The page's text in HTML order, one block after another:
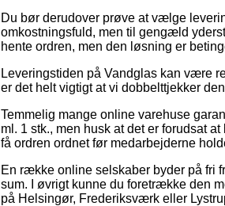
Du bør derudover prøve at vælge
omkostningsfuld, men til gengæld
hente ordren, men den løsning er
Leveringstiden på Vandglas kan være
er det helt vigtigt at vi dobbelttjekker
Temmelig mange online varehuse
ml. 1 stk., men husk at det er forudsat
få ordren ordnet før medarbejderne
En række online selskaber byder på fri
sum. I øvrigt kunne du foretrække den
på Helsingør, Frederiksværk eller